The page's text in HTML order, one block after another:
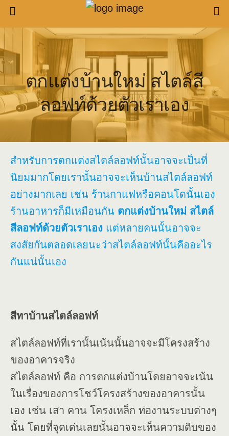
ตกแต่งบ้านใหม่ สไตล์สี
ลอฟท์ด้วยตัวเราเอง
สำหรับการตกแต่งสไตล์ลอฟท์นั้นอาจจะเป็นที่
นิยมมากโดยเรานั้นอาจจะเห็นบ้านสไตล์ลอฟท์
อย่างมากเลย เช่น ร้านกาแฟหรือคอนโดนั้นเอง
ร้านอาหารก็มีเหมือนกัน ตกแต่งบ้านใหม่ สไตล์
สีลอฟท์ด้วยตัวเราเอง แต่หลายคนนั้นอาจจะ
สงสัยกันตลอดเลยนะว่าสไตล์ลอฟท์นั้นคืออะไร
กันแน่นั้นเอง
สีทาบ้านสไตล์ลอฟท์
สไตล์ลอฟท์ที่เรานั้นเน้นนั้นอาจจะมีโครงสร้าง
ของอาคารจริง
สไตล์ลอฟท์ คือ การตกแต่งบ้านโดยอาจจะเน้น
ในเรื่องของการโชว์โครงสร้างของอาคารนั้น
เอง เช่น เสา คาน โครงเหล็ก ท่องานระบบต่างๆ
นั้น โดยที่จุดเด่นเลยนั้นอาจจะเห็นความดิบของ